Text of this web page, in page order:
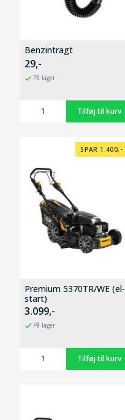
Benzintragt
29,-
På lager
SPAR 1.400,-
Premium 5370TR/WE (el-
start)
3.099,-
På lager